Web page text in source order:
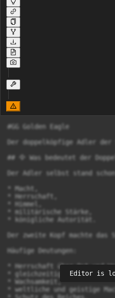
#GG Golden Eagle
Der doppelköpfige Adler
## 🦅 Was bedeutet der
Der Adler selbst stand
* Macht,
* Herrschaft,
* Himmel,
* militärische Stärke,
* königliche Autorität.
Der zweite Kopf machte das
Häufige Deutungen:
* Herrschaft über Ost und
* gleichzeitiger Blick in
* Wachsamkeit,
* weltliche und geistige
Editor is